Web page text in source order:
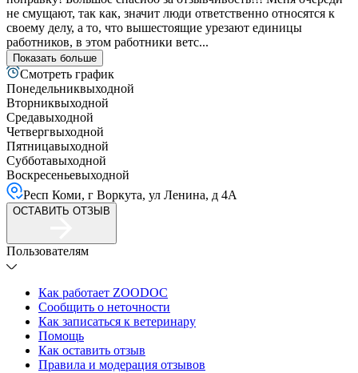
не смущают, так как, значит люди ответственно относятся к
своему делу, а то, что вышестоящие урезают единицы
работников, в этом работники ветс...
Показать больше
Смотреть график
Понедельниквыходной
Вторниквыходной
Средавыходной
Четвергвыходной
Пятницавыходной
Субботавыходной
Воскресеньевыходной
Респ Коми, г Воркута, ул Ленина, д 4А
ОСТАВИТЬ ОТЗЫВ
Пользователям
Как работает ZOODOC
Сообщить о неточности
Как записаться к ветеринару
Помощь
Как оставить отзыв
Правила и модерация отзывов